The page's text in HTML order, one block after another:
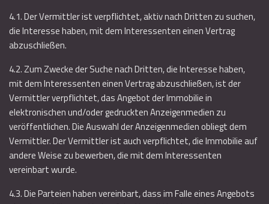
4.1. Der Vermittler ist verpflichtet, aktiv nach Dritten zu suchen,
die Interesse haben, mit dem Interessenten einen Vertrag
abzuschließen.
4.2. Zum Zwecke der Suche nach Dritten, die Interesse haben,
mit dem Interessenten einen Vertrag abzuschließen, ist der
Vermittler verpflichtet, das Angebot der Immobilie in
elektronischen und/oder gedruckten Anzeigenmedien zu
veröffentlichen. Die Auswahl der Anzeigenmedien obliegt dem
Vermittler. Der Vermittler ist auch verpflichtet, die Immobilie auf
andere Weise zu bewerben, die mit dem Interessenten
vereinbart wurde.
4.3. Die Parteien haben vereinbart, dass im Falle eines Angebots